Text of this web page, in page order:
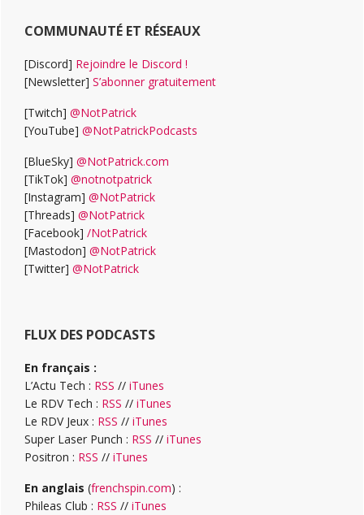
COMMUNAUTÉ ET RÉSEAUX
[Discord] Rejoindre le Discord !
[Newsletter] S’abonner gratuitement
[Twitch] @NotPatrick
[YouTube] @NotPatrickPodcasts
[BlueSky] @NotPatrick.com
[TikTok] @notnotpatrick
[Instagram] @NotPatrick
[Threads] @NotPatrick
[Facebook] /NotPatrick
[Mastodon] @NotPatrick
[Twitter] @NotPatrick
FLUX DES PODCASTS
En français :
L’Actu Tech : RSS // iTunes
Le RDV Tech : RSS // iTunes
Le RDV Jeux : RSS // iTunes
Super Laser Punch : RSS // iTunes
Positron : RSS // iTunes
En anglais (frenchspin.com) :
Phileas Club : RSS // iTunes